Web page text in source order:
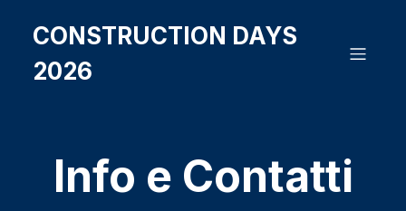
CONSTRUCTION DAYS
2026
Info e Contatti